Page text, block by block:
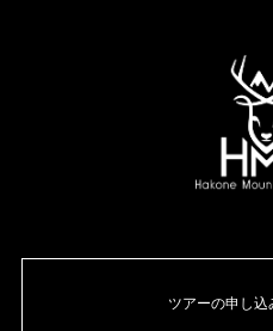
ツアーの申し込